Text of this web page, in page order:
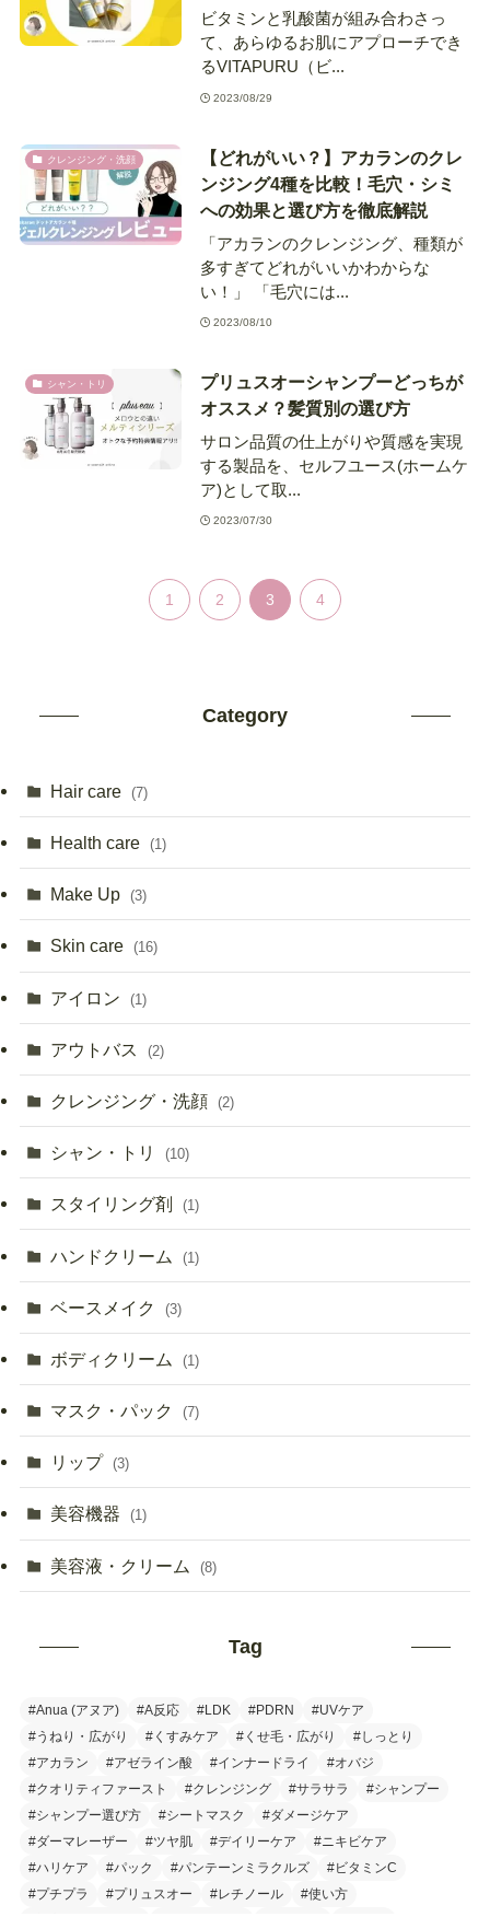
ビタミンと乳酸菌が組み合わさっ
て、あらゆるお肌にアプローチでき
るVITAPURU（ビ...
2023/08/29
クレンジング・洗顔
【どれがいい？】アカランのクレ
ンジング4種を比較！毛穴・シミ
への効果と選び方を徹底解説
「アカランのクレンジング、種類が
多すぎてどれがいいかわからな
い！」 「毛穴には...
2023/08/10
シャン・トリ
プリュスオーシャンプーどっちが
オススメ？髪質別の選び方
サロン品質の仕上がりや質感を実現
する製品を、セルフユース(ホームケ
ア)として取...
2023/07/30
1 2 3 4
Category
Hair care (7)
Health care (1)
Make Up (3)
Skin care (16)
アイロン (1)
アウトバス (2)
クレンジング・洗顔 (2)
シャン・トリ (10)
スタイリング剤 (1)
ハンドクリーム (1)
ベースメイク (3)
ボディクリーム (1)
マスク・パック (7)
リップ (3)
美容機器 (1)
美容液・クリーム (8)
Tag
#Anua (アヌア) #A反応 #LDK #PDRN
#UVケア
#うねり・広がり
#くすみケア #くせ毛・広がり
#しっとり
#アカラン
#アゼライン酸 #インナードライ
#オバジ
#クオリティファースト
#クレンジング #サラサラ
#シャンプー
#シャンプー選び方
#シートマスク
#ダメージケア
#ダーマレーザー
#ツヤ肌 #デイリーケア
#ニキビケア
#ハリケア
#パック #パンテーンミラクルズ
#ビタミンC
#プチプラ
#プリュスオー #レチノール
#使い方